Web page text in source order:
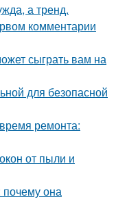
а тренд.
комментарии
сыграть вам на
для безопасной
ремонта:
от пыли и
почему она